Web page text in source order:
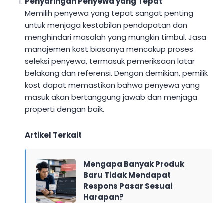
Memilih penyewa yang tepat sangat penting
untuk menjaga kestabilan pendapatan dan
menghindari masalah yang mungkin timbul. Jasa
manajemen kost biasanya mencakup proses
seleksi penyewa, termasuk pemeriksaan latar
belakang dan referensi. Dengan demikian, pemilik
kost dapat memastikan bahwa penyewa yang
masuk akan bertanggung jawab dan menjaga
properti dengan baik.
Artikel Terkait
Mengapa Banyak Produk
Baru Tidak Mendapat
Respons Pasar Sesuai
Harapan?